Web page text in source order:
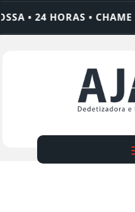
• 24 HORAS • CHAME